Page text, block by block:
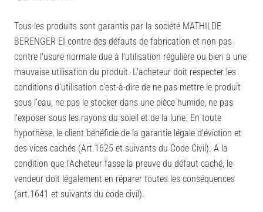
Tous les produits sont garantis par la société MATHILDE
BERENGER EI contre des défauts de fabrication et non pas
contre l'usure normale due à l'utilisation régulière ou bien à une
mauvaise utilisation du produit. L'acheteur doit respecter les
conditions d’utilisation c’est-à-dire de ne pas mettre le produit
sous l’eau, ne pas le stocker dans une pièce humide, ne pas
l'exposer sous les rayons du soleil et de la lune. En toute
hypothèse, le client bénéficie de la garantie légale d'éviction et
des vices cachés (Art.1625 et suivants du Code Civil). A la
condition que l'Acheteur fasse la preuve du défaut caché, le
vendeur doit légalement en réparer toutes les conséquences
(art.1641 et suivants du code civil).